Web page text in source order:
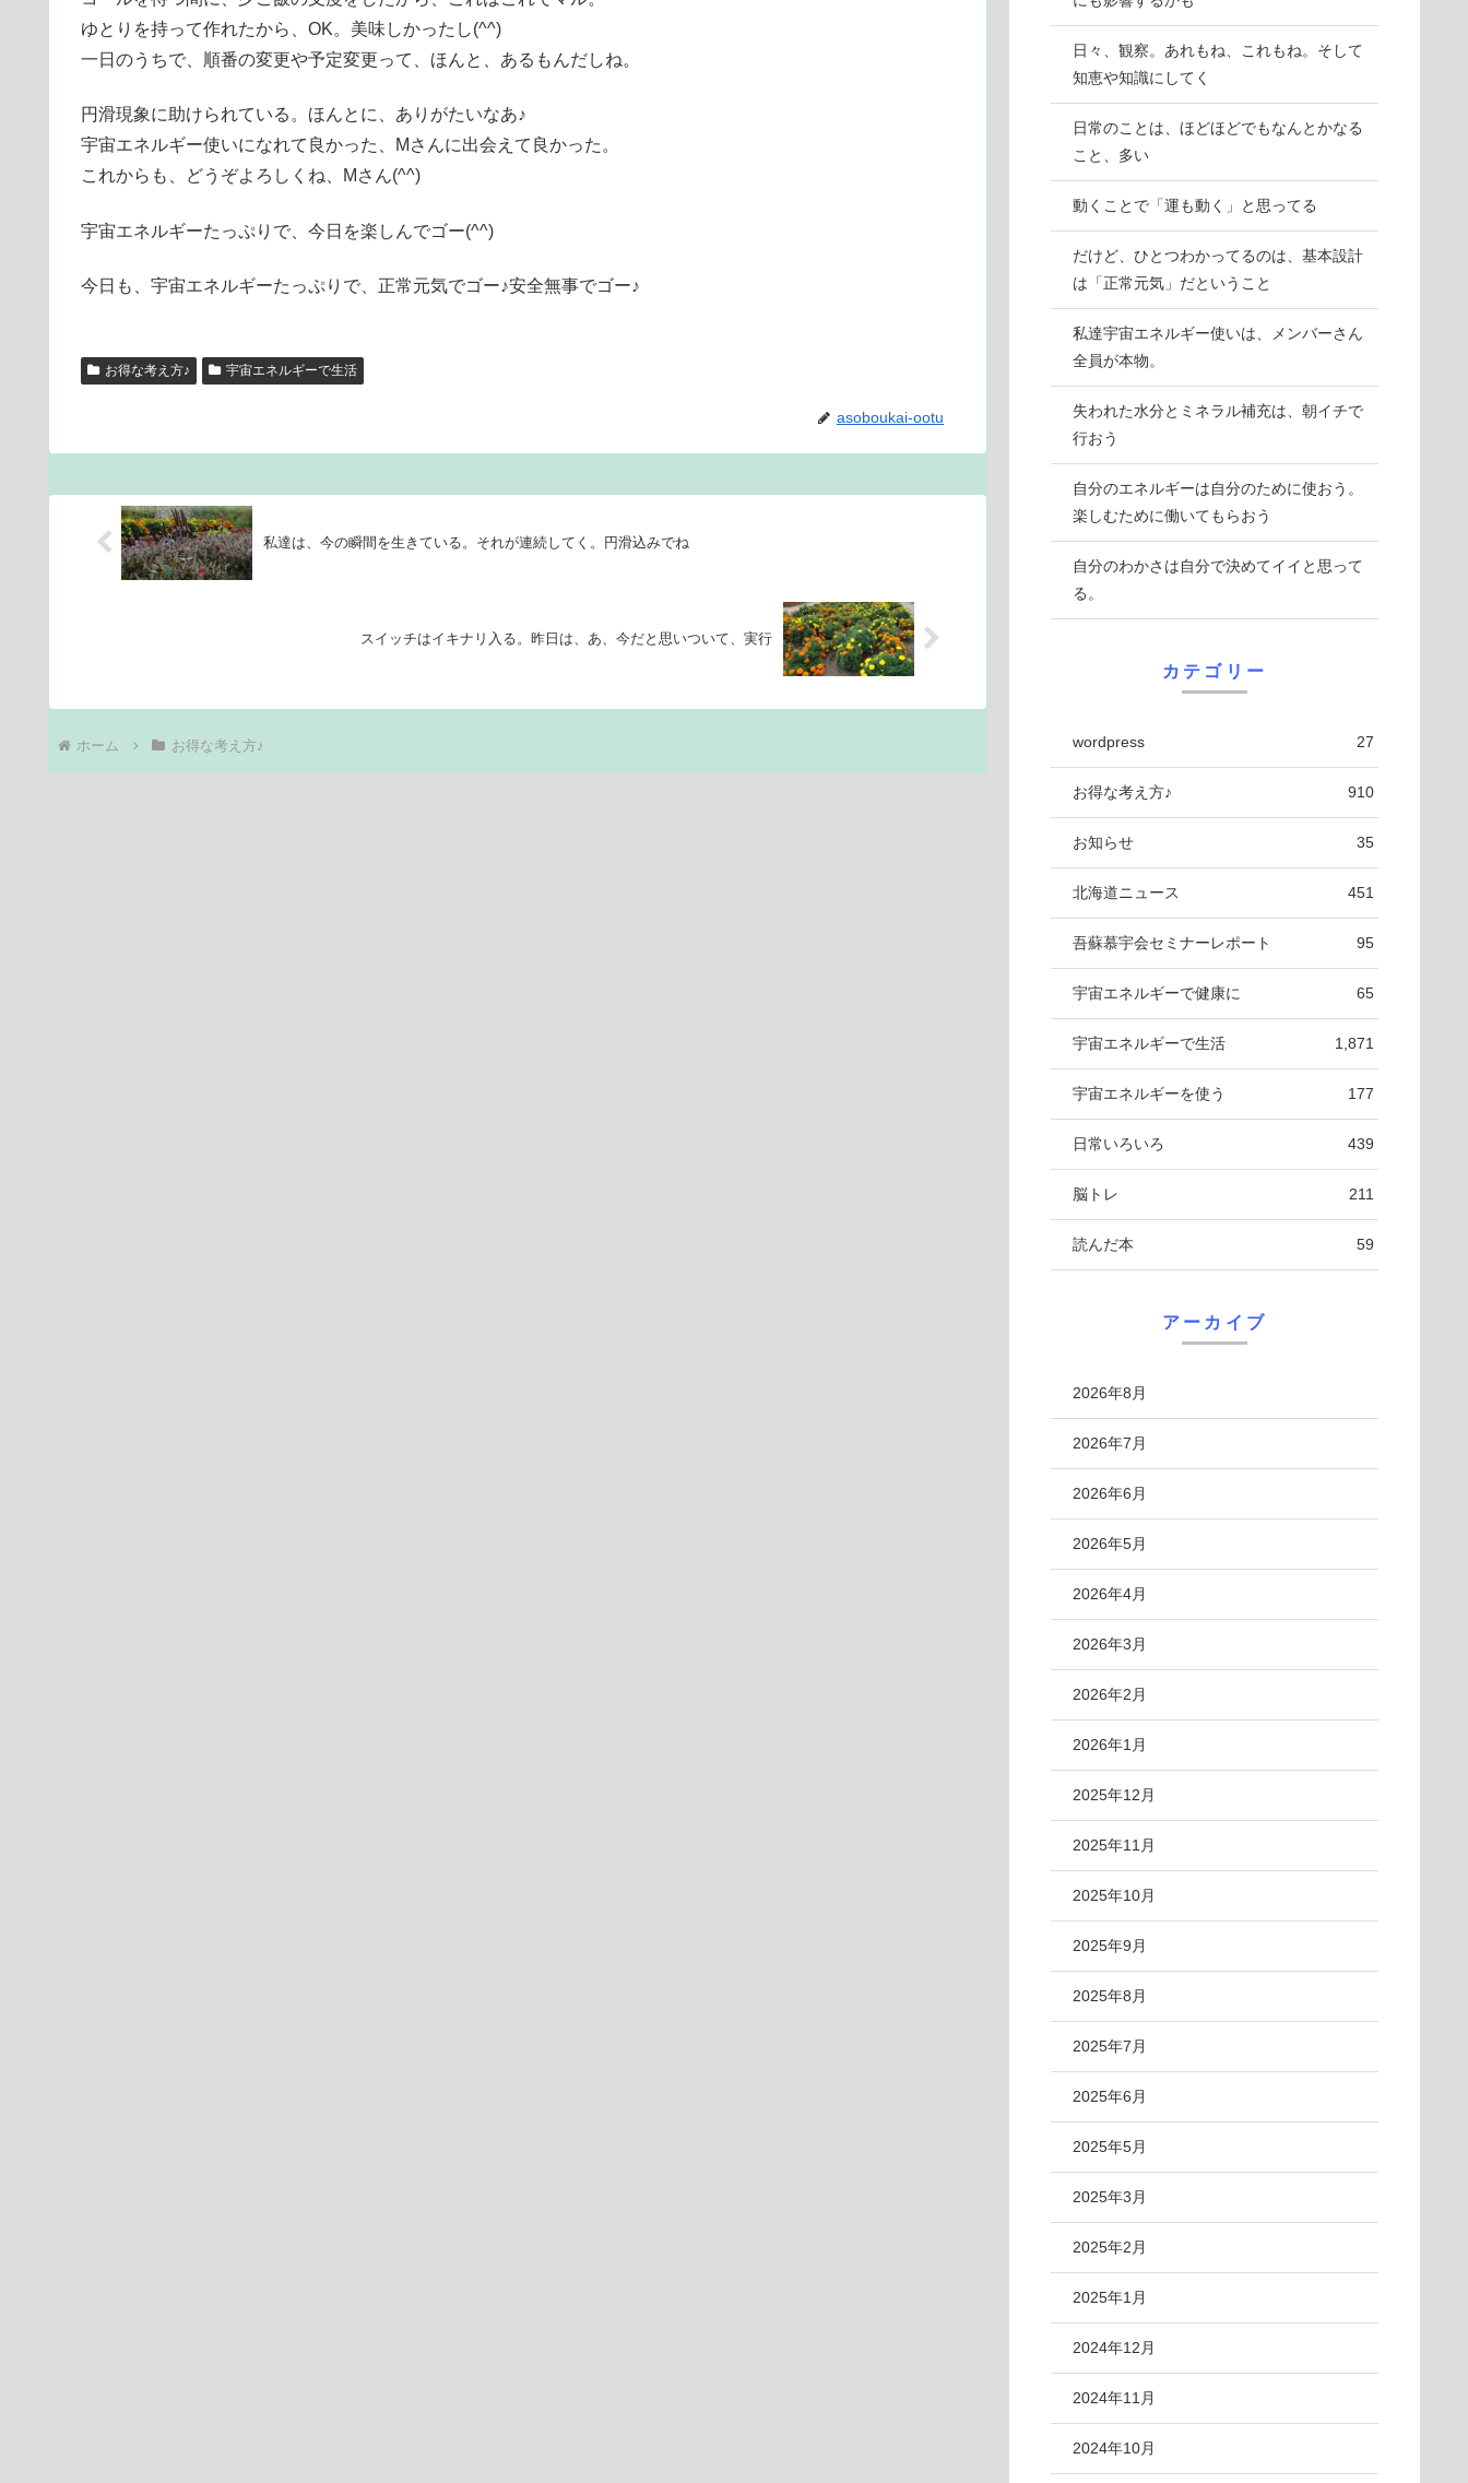
ゆとりを持って作れたから、OK。美味しかったし(^^)
一日のうちで、順番の変更や予定変更って、ほんと、あるもんだしね。
円滑現象に助けられている。ほんとに、ありがたいなあ♪
宇宙エネルギー使いになれて良かった、Mさんに出会えて良かった。
これからも、どうぞよろしくね、Mさん(^^)
宇宙エネルギーたっぷりで、今日を楽しんでゴー(^^)
今日も、宇宙エネルギーたっぷりで、正常元気でゴー♪安全無事でゴー♪
お得な考え方♪ 宇宙エネルギーで生活
asoboukai-ootu
私達は、今の瞬間を生きている。それが連続してく。円滑込みでね
スイッチはイキナリ入る。昨日は、あ、今だと思いついて、実行
ホーム お得な考え方♪
日々、観察。あれもね、これもね。そして
知恵や知識にしてく
日常のことは、ほどほどでもなんとかなる
こと、多い
動くことで「運も動く」と思ってる
だけど、ひとつわかってるのは、基本設計
は「正常元気」だということ
私達宇宙エネルギー使いは、メンバーさん
全員が本物。
失われた水分とミネラル補充は、朝イチで
行おう
自分のエネルギーは自分のために使おう。
楽しむために働いてもらおう
自分のわかさは自分で決めてイイと思って
る。
カテゴリー
wordpress 27
お得な考え方♪ 910
お知らせ 35
北海道ニュース 451
吾蘇慕宇会セミナーレポート 95
宇宙エネルギーで健康に 65
宇宙エネルギーで生活 1,871
宇宙エネルギーを使う 177
日常いろいろ 439
脳トレ 211
読んだ本 59
アーカイブ
2026年8月
2026年7月
2026年6月
2026年5月
2026年4月
2026年3月
2026年2月
2026年1月
2025年12月
2025年11月
2025年10月
2025年9月
2025年8月
2025年7月
2025年6月
2025年5月
2025年3月
2025年2月
2025年1月
2024年12月
2024年11月
2024年10月